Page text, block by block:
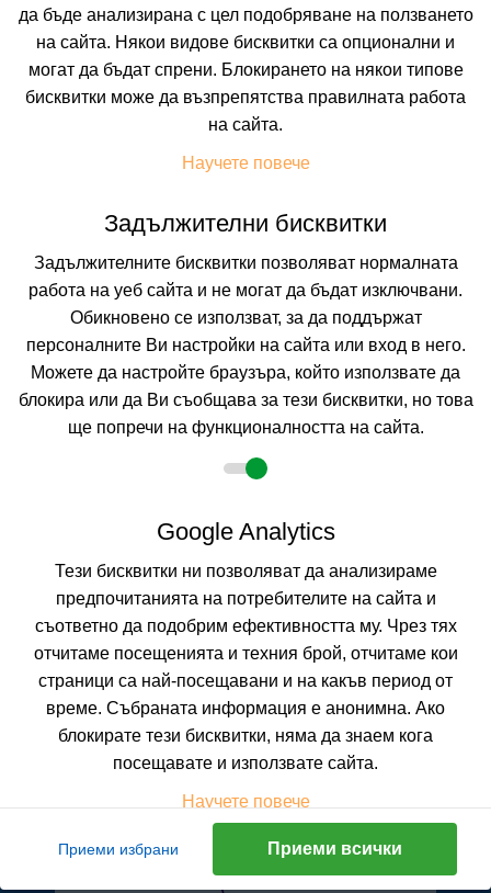
STAVROS BEACH
На изплащане с
Пълно описание на хотела
КАЛКУЛИРАЙ ЦЕНА
Искате да получавате първи най-новите и най-
отстъпки?
Абонирайте се за нашия бюлетин сега !
Абонирай ме
да бъде анализирана с цел подобряване на ползването
на сайта. Някои видове бисквитки са опционални и
могат да бъдат спрени. Блокирането на някои типове
бисквитки може да възпрепятства правилната работа
на сайта.
Научете повече
Задължителни бисквитки
Задължителните бисквитки позволяват нормалната
работа на уеб сайта и не могат да бъдат изключвани.
Обикновено се използват, за да поддържат
персоналните Ви настройки на сайта или вход в него.
Можете да настройте браузъра, който използвате да
блокира или да Ви съобщава за тези бисквитки, но това
ще попречи на функционалността на сайта.
Google Analytics
Тези бисквитки ни позволяват да анализираме
предпочитанията на потребителите на сайта и
съответно да подобрим ефективността му. Чрез тях
отчитаме посещенията и техния брой, отчитаме кои
страници са най-посещавани и на какъв период от
време. Събраната информация е анонимна. Ако
блокирате тези бисквитки, няма да знаем кога
посещавате и използвате сайта.
Научете повече
Приеми избрани Приеми всички